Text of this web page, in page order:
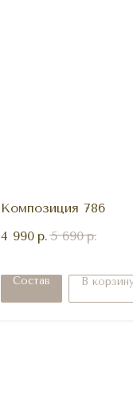
Композиция 786
4 990 р. 5 690 р.
Состав В корзину